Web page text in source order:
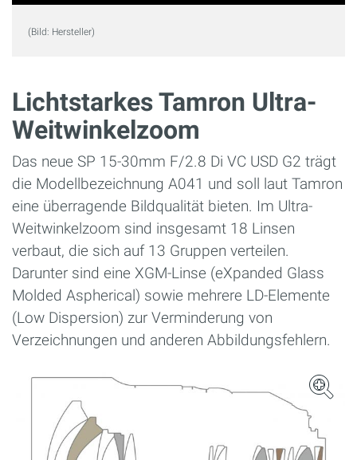
(Bild: Hersteller)
Lichtstarkes Tamron Ultra-
Weitwinkelzoom
Das neue SP 15-30mm F/2.8 Di VC USD G2 trägt
die Modellbezeichnung A041 und soll laut Tamron
eine überragende Bildqualität bieten. Im Ultra-
Weitwinkelzoom sind insgesamt 18 Linsen
verbaut, die sich auf 13 Gruppen verteilen.
Darunter sind eine XGM-Linse (eXpanded Glass
Molded Aspherical) sowie mehrere LD-Elemente
(Low Dispersion) zur Verminderung von
Verzeichnungen und anderen Abbildungsfehlern.